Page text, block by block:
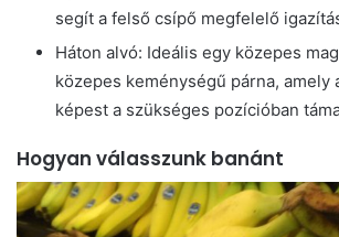
segít a felső csípő megfelelő
Háton alvó: Ideális egy közepes
közepes keménységű párna, amely
képest a szükséges pozícióban
Hogyan válasszunk banánt